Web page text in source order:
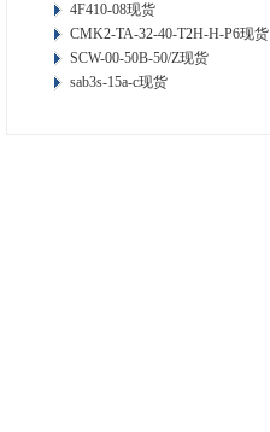
4F410-08现货
CMK2-TA-32-40-T2H-H-P6现货
SCW-00-50B-50/Z现货
sab3s-15a-c现货